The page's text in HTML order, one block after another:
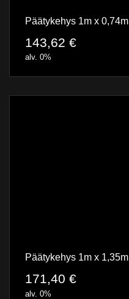
Päätykehys 1m x 0,74m
143,62 €
alv. 0%
Päätykehys 1m x 1,35m
171,40 €
alv. 0%